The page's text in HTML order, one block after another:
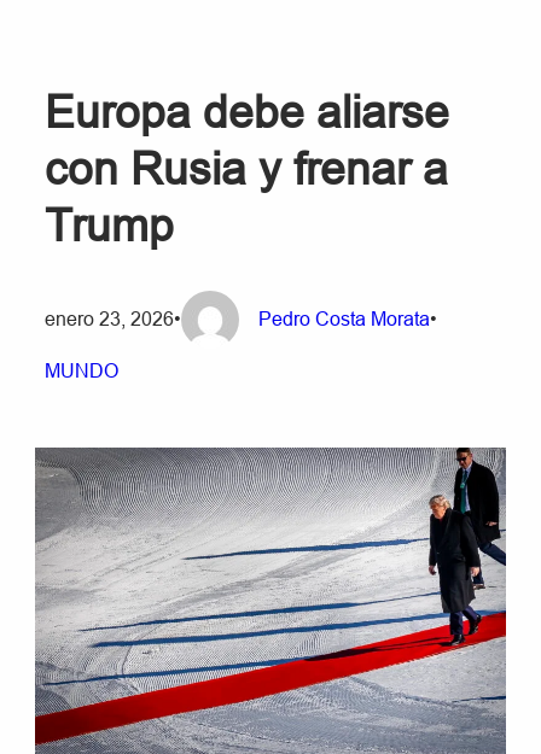
Europa debe aliarse
con Rusia y frenar a
Trump
enero 23, 2026• Pedro Costa Morata•
MUNDO